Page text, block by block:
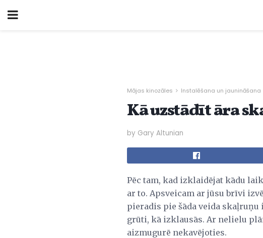
Mājas kinozāles Instalēšana un jaunināšana
Kā uzstādīt āra
by Gary Altunian
Pēc tam, kad izklaidējat kādu
ar to. Apsveicam ar jūsu brīvi
pieradis pie šāda veida skaļruņu
grūti, kā izklausās. Ar nelielu
aizmugurē nekavējoties.